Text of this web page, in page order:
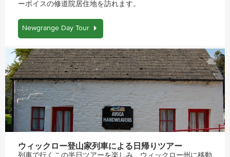
ーボイスの修道院居住地を訪れます。
Newgrange Day Tour
ウィックロー登山家列車による日帰りツアー
列車で行くこの半日ツアーを楽しみ、ウィックロー州に移動